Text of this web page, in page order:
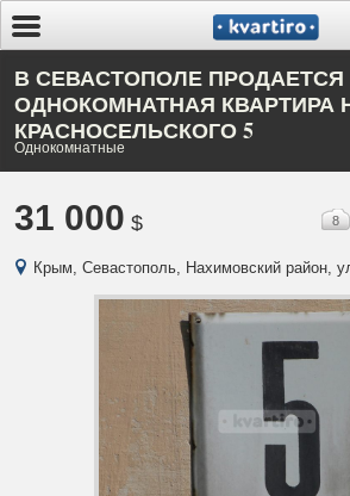
В СЕВАСТОПОЛЕ ПРОДАЕТСЯ
ОДНОКОМНАТНАЯ КВАРТИРА
КРАСНОСЕЛЬСКОГО 5
Однокомнатные
31 000 $ 8
Крым, Севастополь, Нахимовский район,